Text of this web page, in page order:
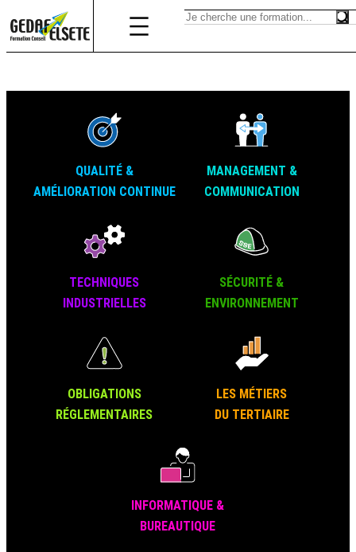
QUALITÉ &
AMÉLIORATION CONTINUE
MANAGEMENT &
COMMUNICATION
TECHNIQUES
INDUSTRIELLES
SÉCURITÉ &
ENVIRONNEMENT
OBLIGATIONS
RÉGLEMENTAIRES
LES MÉTIERS
DU TERTIAIRE
INFORMATIQUE &
BUREAUTIQUE